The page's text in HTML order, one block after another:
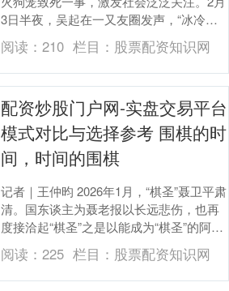
3日半夜，吴起在一又友圈发声，“冰冷的
不是东谈主性，而是缺席的生命教学”。 之
是以出离....
阅读：210 栏目： 股票配资知识网
配资炒股门户网-实盘交易平台
模式对比与选择参考 围棋的时
间，时间的围棋
记者｜王仲昀 2026年1月，“棋圣”聂卫平肃
清。国东谈主为聂老报以长远悲伤，也再
度接洽起“棋圣”之是以能成为“棋圣”的阿谁
时间。网友们领略到，平日看似小众的
体....
阅读：225 栏目： 股票配资知识网